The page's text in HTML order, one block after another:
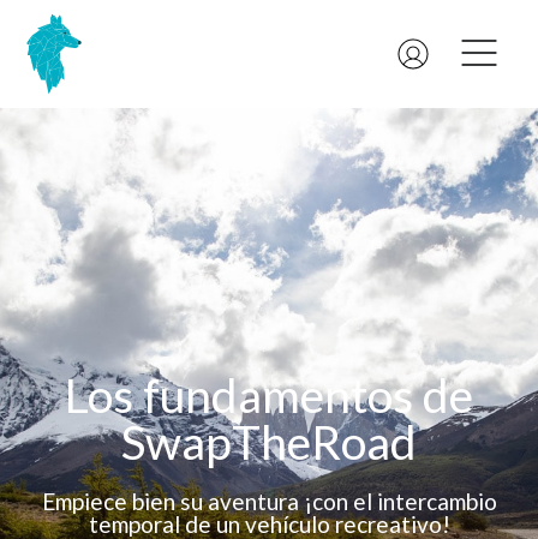
Los fundamentos de
SwapTheRoad
Empiece bien su aventura ¡con el intercambio
temporal de un vehículo recreativo!